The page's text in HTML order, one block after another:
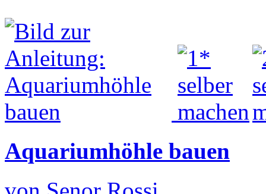
Aquariumhöhle bauen